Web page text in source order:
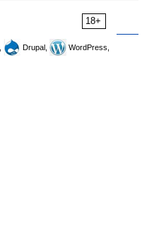
18+
Drupal,
WordPress,